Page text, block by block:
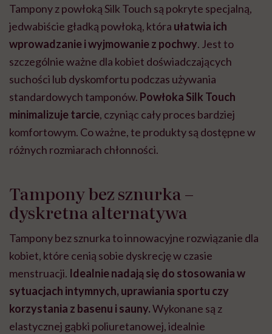
Tampony z powłoką Silk Touch są pokryte specjalną,
jedwabiście gładką powłoką, która ułatwia ich
wprowadzanie i wyjmowanie z pochwy. Jest to
szczególnie ważne dla kobiet doświadczających
suchości lub dyskomfortu podczas używania
standardowych tamponów. Powłoka Silk Touch
minimalizuje tarcie, czyniąc cały proces bardziej
komfortowym. Co ważne, te produkty są dostępne w
różnych rozmiarach chłonności.
Tampony bez sznurka –
dyskretna alternatywa
Tampony bez sznurka to innowacyjne rozwiązanie dla
kobiet, które cenią sobie dyskrecję w czasie
menstruacji. Idealnie nadają się do stosowania w
sytuacjach intymnych, uprawiania sportu czy
korzystania z basenu i sauny.Wykonane są z
elastycznej gąbki poliuretanowej, idealnie